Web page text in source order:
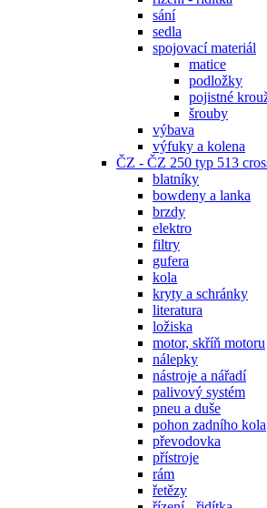
sání
sedla
spojovací materiál
matice
podložky
pojistné
šrouby
výbava
výfuky a kolena
ČZ - ČZ 250 typ 513
blatníky
bowdeny a lanka
brzdy
elektro
filtry
gufera
kola
kryty a schránky
literatura
ložiska
motor, skříň motoru
nálepky
nástroje a nářadí
palivový systém
pneu a duše
pohon zadního kola
převodovka
přístroje
rám
řetězy